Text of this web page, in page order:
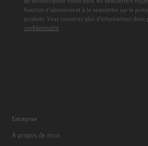
fonction d’abonnement à la newsletter sur le
produits. Vous trouverez plus d’informations dans
confidentialité.
Entreprise
A propos de nous